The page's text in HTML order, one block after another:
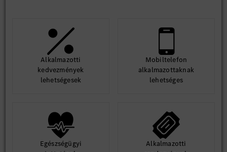
Amennyiben hirdetésünk felkeltette érdeklődésed, regisztrálj
jelölti adatbázisunkba és töltsd fel szakmai önéletrajzod!
Alkalmazotti
kedvezmények
lehetségesek
Mobiltelefon
alkalmazottaknak
lehetséges
Egészségügyi
Alkalmazotti